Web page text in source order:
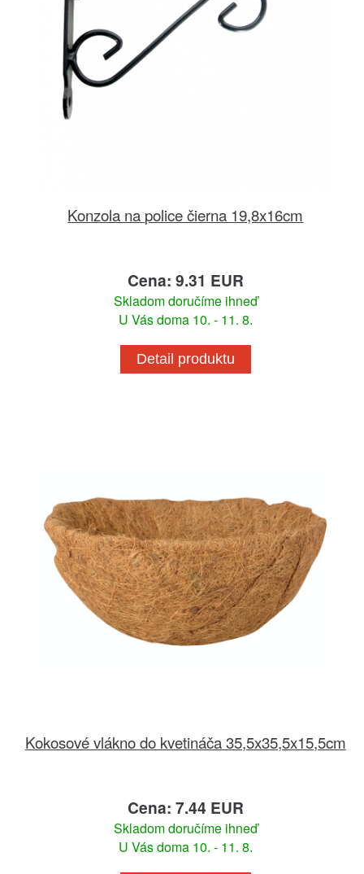
Konzola na police čierna 19,8x16cm
Cena: 9.31 EUR
Skladom doručíme ihneď
U Vás doma 10. - 11. 8.
Detail produktu
Kokosové vlákno do kvetináča 35,5x35,5x15,5cm
Cena: 7.44 EUR
Skladom doručíme ihneď
U Vás doma 10. - 11. 8.